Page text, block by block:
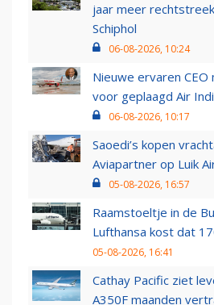
jaar meer
Schiphol
06-08-2026, 10:24
Nieuwe ervaren
voor geplaagd Air
06-08-2026, 10:17
Saoedi’s kopen
Aviapartner op Luik
05-08-2026, 16:57
Raamstoeltje in de
Lufthansa kost dat
05-08-2026, 16:41
Cathay Pacific ziet
A350F maanden